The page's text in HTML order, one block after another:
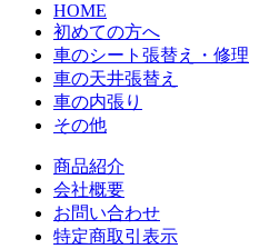
HOME
初めての方へ
車のシート張替え・修理
車の天井張替え
車の内張り
その他
商品紹介
会社概要
お問い合わせ
特定商取引表示